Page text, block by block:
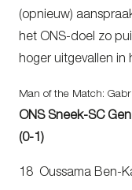
(opnieuw)
het ONS-doel zo
hoger uitgevallen in
Man of the Match:
ONS
(0-1)
18 Oussama